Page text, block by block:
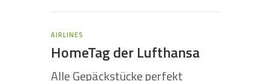
AIRLINES
HomeTag der Lufthansa
Alle Gepäckstücke perfekt